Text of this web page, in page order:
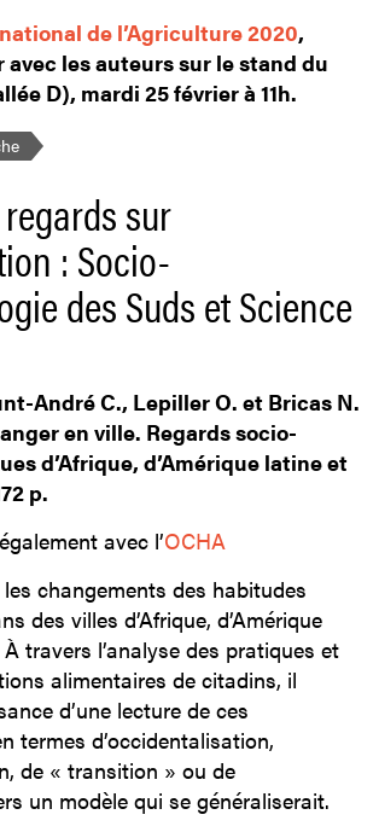
de l’Agriculture 2020,
les auteurs sur le stand du
D), mardi 25 février à 11h.
sur
: Socio-
des Suds et Science
André C., Lepiller O. et Bricas N.
en ville. Regards socio-
d’Afrique, d’Amérique latine et
p.
avec l’OCHA
les changements des habitudes
des villes d’Afrique, d’Amérique
À travers l’analyse des pratiques et
alimentaires de citadins, il
d’une lecture de ces
termes d’occidentalisation,
de « transition » ou de
un modèle qui se généraliserait.